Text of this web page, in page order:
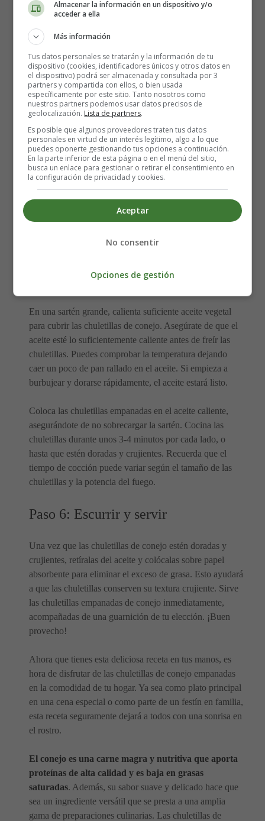
Antes de empanar las chuletillas, asegúrate de limpiarlas
y secarlas con papel absorbente. Esto ayudará a que el
empanado se adhiera mejor a la carne. Además, retira
cualquier exceso de grasa que pueda estar presente.
Paso 4: Empanar las chuletillas de
conejo
Toma una chuletilla de conejo y sumérgela en la mezcla
de huevo batido, asegurándote de que se cubra
completamente. Luego, coloca la chuletilla empanada en
el plato con la mezcla de pan rallado y harina. Presiona
ligeramente para que el empanado se adhiera bien a la
conejo empanadas
En una sartén grande, calienta suficiente aceite vegetal
para cubrir las chuletillas de conejo. Asegúrate de que el
aceite esté lo suficientemente caliente antes de freír las
chuletillas. Puedes comprobar la temperatura dejando
caer un poco de pan rallado en el aceite. Si empieza a
burbujear y dorarse rápidamente, el aceite estará listo.
Coloca las chuletillas empanadas en el aceite caliente,
asegurándote de no sobrecargar la sartén. Cocina las
chuletillas durante unos 3-4 minutos por cada lado, o
hasta que estén doradas y crujientes. Recuerda que el
tiempo de cocción puede variar según el tamaño de las
chuletillas y la potencia del fuego.
Paso 6: Escurrir y servir
Una vez que las chuletillas de conejo estén doradas y
crujientes, retíralas del aceite y colócalas sobre papel
absorbente para eliminar el exceso de grasa. Esto ayudará
a que las chuletillas conserven su textura crujiente. Sirve
las chuletillas empanadas de conejo inmediatamente,
acompañadas de una guarnición de tu elección. ¡Buen
provecho!
Ahora que tienes esta deliciosa receta en tus manos, es
hora de disfrutar de las chuletillas de conejo empanadas
en la comodidad de tu hogar. Ya sea como plato principal
en una cena especial o como parte de un festín en familia,
esta receta seguramente dejará a todos con una sonrisa en
el rostro.
El conejo es una carne magra y nutritiva que aporta
proteínas de alta calidad y es baja en grasas
saturadas. Además, su sabor suave y delicado hace que
sea un ingrediente versátil que se presta a una amplia
gama de preparaciones culinarias. Las chuletillas de
Almacenar la información en un dispositivo y/o
acceder a ella
Más información
Tus datos personales se tratarán y la información de tu
dispositivo (cookies, identificadores únicos y otros datos en
el dispositivo) podrá ser almacenada y consultada por 3
partners y compartida con ellos, o bien usada
específicamente por este sitio. Tanto nosotros como
nuestros partners podemos usar datos precisos de
geolocalización. Lista de partners.
Es posible que algunos proveedores traten tus datos
personales en virtud de un interés legítimo, algo a lo que
puedes oponerte gestionando tus opciones a continuación.
En la parte inferior de esta página o en el menú del sitio,
busca un enlace para gestionar o retirar el consentimiento en
la configuración de privacidad y cookies.
Aceptar
No consentir
Opciones de gestión